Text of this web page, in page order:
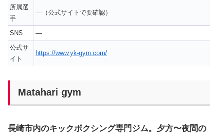
所属選
手
—（公式サイトで要確認）
SNS
—
公式サ
イト
https://www.yk-gym.com/
Matahari gym
長崎市内のキックボクシング専門ジム。夕方〜夜間の